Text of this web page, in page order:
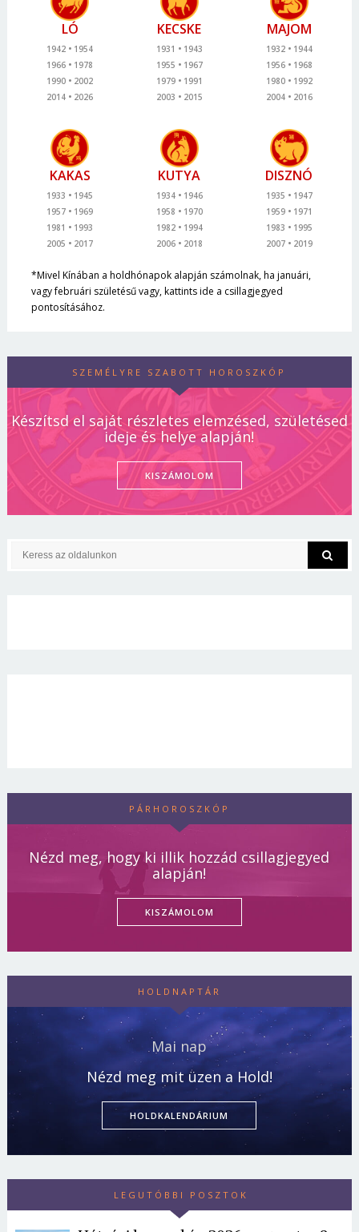
LÓ
1942
1954
1966
1978
1990
2002
2014
2026
KECSKE
1931
1943
1955
1967
1979
1991
2003
2015
MAJOM
1932
1944
1956
1968
1980
1992
2004
2016
KAKAS
1933
1945
1957
1969
1981
1993
2005
2017
KUTYA
1934
1946
1958
1970
1982
1994
2006
2018
DISZNÓ
1935
1947
1959
1971
1983
1995
2007
2019
*Mivel Kínában a holdhónapok alapján számolnak, ha januári,
vagy februári születésű vagy, kattints ide a csillagjegyed
pontosításához.
SZEMÉLYRE SZABOTT HOROSZKÓP
Készítsd el saját részletes elemzésed, születésed
ideje és helye alapján!
KISZÁMOLOM
PÁRHOROSZKÓP
Nézd meg, hogy ki illik hozzád csillagjegyed
alapján!
KISZÁMOLOM
HOLDNAPTÁR
Mai nap
Nézd meg mit üzen a Hold!
HOLDKALENDÁRIUM
LEGUTÓBBI POSZTOK